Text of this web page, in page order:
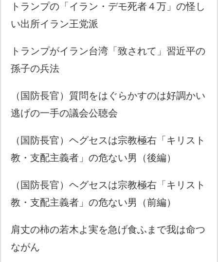
トランプの「イラン・デモ死者４万」の怪し
い出所イラン王党派
トランプがイラン台湾「致されて」習近平の
孫子の兵法
（国防長官）質問をはぐらかすのは好調かい
逃げの一手の議会公聴会
（国防長官）ヘグセスは宗教極右「キリスト
教・支配主義者」の危ない男（後編）
（国防長官）ヘグセスは宗教極右「キリスト
教・支配主義者」の危ない男（前編）
肩丈の柿の若木よ実を急げ食ふまで我は命つ
ながん